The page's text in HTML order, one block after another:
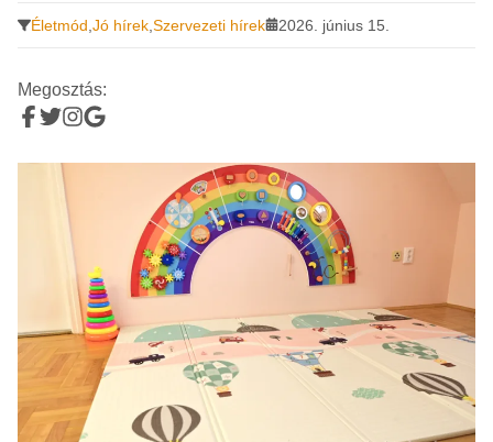
Életmód Jó hírek Szervezeti hírek 2026. június 15.
Megosztás: